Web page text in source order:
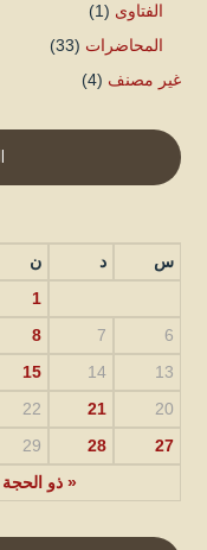
الفتاوى (1)
المحاضرات (33)
غير مصنف (4)
س د ن
« ذو الحجة
1
6
7
8
13
14
15
20
21
22
27
28
29